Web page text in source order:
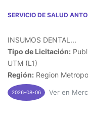
SERVICIO DE SALUD
INSUMOS DENTAL...
Tipo de Licitación:
UTM (L1)
Región: Region
2026-08-06 Ver en